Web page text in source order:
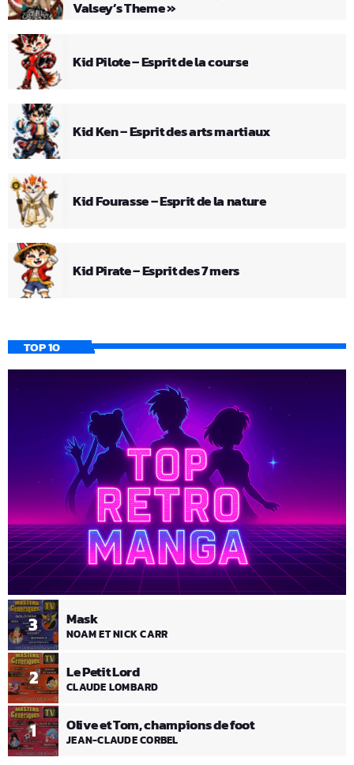
Valsey’s Theme »
Kid Pilote – Esprit de la course
Kid Ken – Esprit des arts martiaux
Kid Fourasse – Esprit de la nature
Kid Pirate – Esprit des 7 mers
TOP 10
1 Olive et Tom, champions de foot
JEAN-CLAUDE CORBEL
2 Le Petit Lord
CLAUDE LOMBARD
3 Mask
NOAM ET NICK CARR